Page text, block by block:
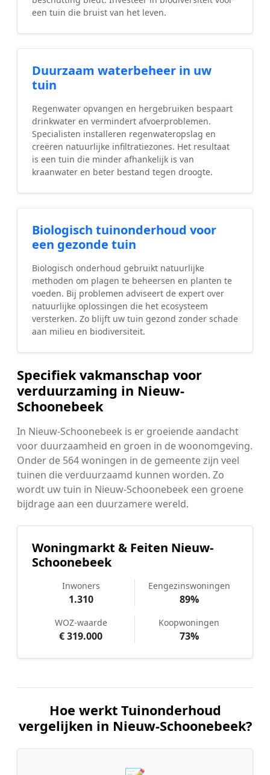
een tuin die bruist van het leven.
Duurzaam waterbeheer in uw
tuin
Regenwater opvangen en hergebruiken bespaart
drinkwater en vermindert afvoerproblemen.
Specialisten installeren regenwateropslag en
creëren natuurlijke infiltratiezones. Het resultaat
is een tuin die minder afhankelijk is van
kraanwater en beter bestand tegen droogte.
Biologisch tuinonderhoud voor
een gezonde tuin
Biologisch onderhoud gebruikt natuurlijke
methoden om plagen te beheersen en planten te
voeden. Bij problemen adviseert de expert over
natuurlijke oplossingen die het ecosysteem
versterken. Zo blijft uw tuin gezond zonder schade
aan milieu en biodiversiteit.
Specifiek vakmanschap voor
verduurzaming in Nieuw-
Schoonebeek
In Nieuw-Schoonebeek is er groeiende aandacht
voor duurzaamheid en groen in de woonomgeving.
Onder de 564 woningen in de gemeente zijn veel
tuinen die verduurzaamd kunnen worden. Zo
wordt uw tuin in Nieuw-Schoonebeek een groene
bijdrage aan een duurzamere wereld.
Woningmarkt & Feiten Nieuw-
Schoonebeek
Inwoners
1.310
Eengezinswoningen
89%
WOZ-waarde
€ 319.000
Koopwoningen
73%
Hoe werkt Tuinonderhoud
vergelijken in Nieuw-Schoonebeek?